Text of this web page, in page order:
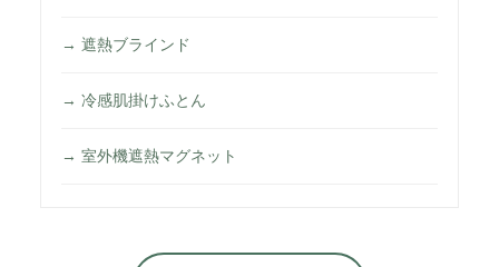
→ 遮熱ブラインド
→ 冷感肌掛けふとん
→ 室外機遮熱マグネット